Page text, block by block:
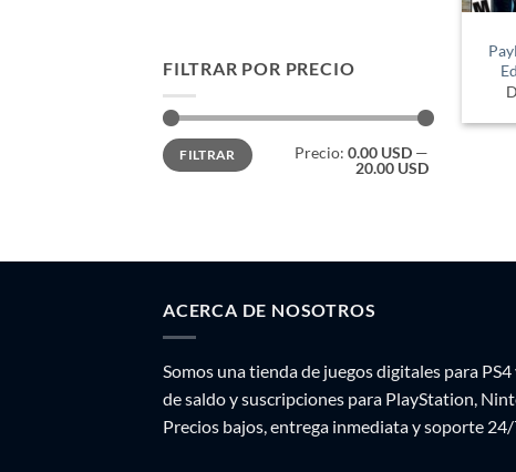
FILTRAR POR PRECIO
Precio
mínimo
Precio
máximo
FILTRAR Precio: 0.00 USD —
20.00 USD
ACERCA DE NOSOTROS
Somos una tienda de juegos digitales para
de saldo y suscripciones para PlayStation,
Precios bajos, entrega inmediata y soporte